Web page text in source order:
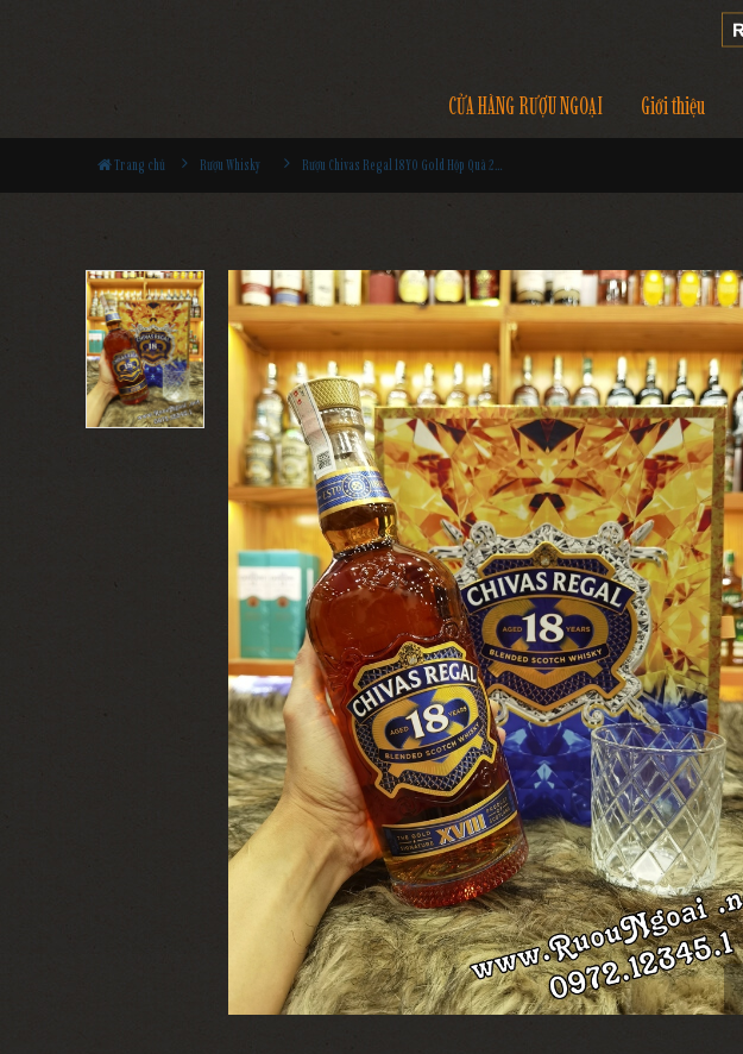
CỬA HÀNG RƯỢU NGOẠI Giới thiệu
Trang chủ Rượu Whisky Rượu Chivas Regal 18YO Gold Hộp Quà 2026